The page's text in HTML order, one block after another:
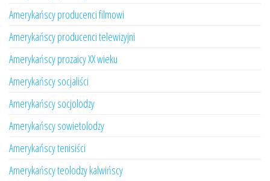
Amerykańscy producenci filmowi
Amerykańscy producenci telewizyjni
Amerykańscy prozaicy XX wieku
Amerykańscy socjaliści
Amerykańscy socjolodzy
Amerykańscy sowietolodzy
Amerykańscy tenisiści
Amerykańscy teolodzy kalwińscy